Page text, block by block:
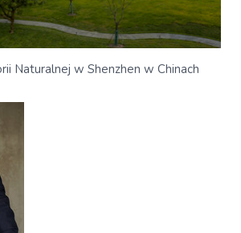
Naturalnej w Shenzhen w Chinach